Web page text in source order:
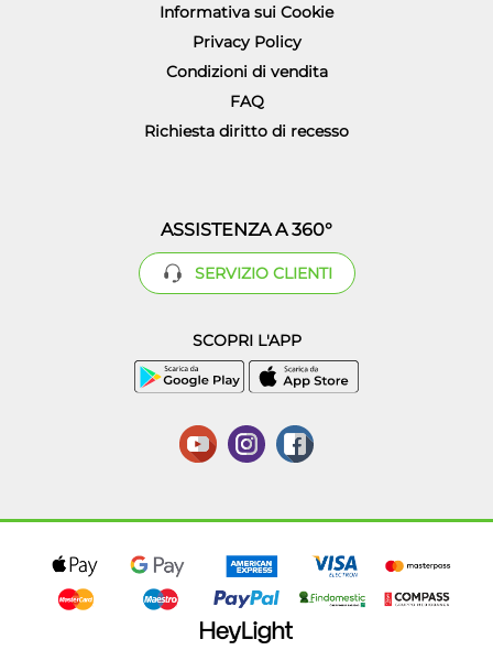
Informativa sui Cookie
Privacy Policy
Condizioni di vendita
FAQ
Richiesta diritto di recesso
ASSISTENZA A 360°
SERVIZIO CLIENTI
SCOPRI L'APP